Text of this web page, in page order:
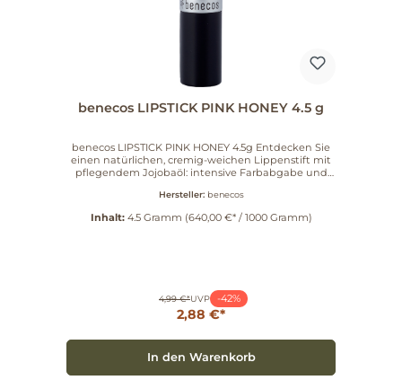
benecos LIPSTICK PINK HONEY 4.5 g
benecos LIPSTICK PINK HONEY 4.5g Entdecken Sie
einen natürlichen, cremig-weichen Lippenstift mit
pflegendem Jojobaöl: intensive Farbabgabe und
darunter pink honey, wow! und watermelon. Glanz
spendendes Rizinusöl, Candelillawachs für die
Konsistenz sowie Vitamin E und Jojobaöl aus
auffüllen Artikelnummer: 925070
Hersteller: benecos
Inhalt: 4.5 Gramm (640,00 €* / 1000 Gramm)
4,99 €*UVP -42%
2,88 €*
In den Warenkorb